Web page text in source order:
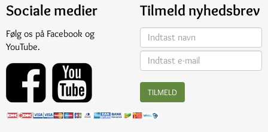
Sociale medier
Følg os på Facebook og
YouTube.
Tilmeld nyhedsbrev
TILMELD